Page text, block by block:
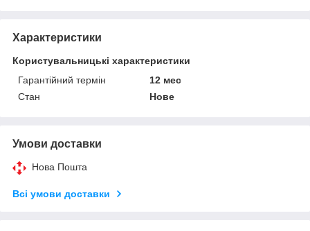
Характеристики
Користувальницькі характеристики
Гарантійний термін
12 мес
Стан
Нове
Умови доставки
Нова Пошта
Всі умови доставки